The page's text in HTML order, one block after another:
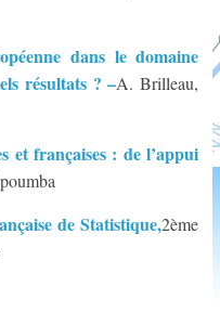
dans le domaine
résultats ? –A. Brilleau,
et françaises : de l’appui
de Statistique,2ème